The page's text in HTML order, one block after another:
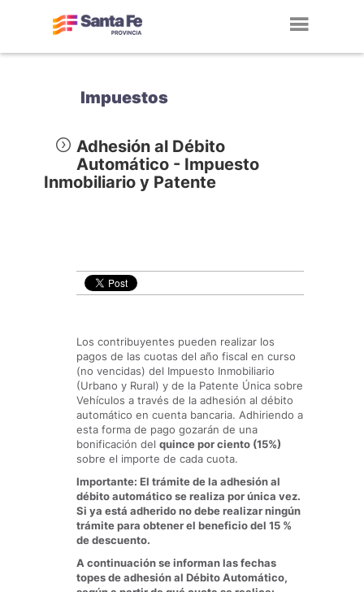
Impuestos
Adhesión al Débito
Automático - Impuesto
Inmobiliario y Patente
Los contribuyentes pueden realizar los
pagos de las cuotas del año fiscal en curso
(no vencidas) del Impuesto Inmobiliario
(Urbano y Rural) y de la Patente Única sobre
Vehículos a través de la adhesión al débito
automático en cuenta bancaria. Adhiriendo a
esta forma de pago gozarán de una
bonificación del quince por ciento (15%)
sobre el importe de cada cuota.
Importante: El trámite de la adhesión al
débito automático se realiza por única vez.
Si ya está adherido no debe realizar ningún
trámite para obtener el beneficio del 15 %
de descuento.
A continuación se informan las fechas
topes de adhesión al Débito Automático,